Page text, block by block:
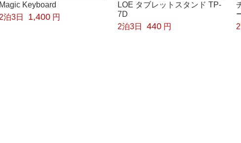
Magic Keyboard
2泊3日
1,400 円
LOE タブレットスタンド TP-
7D
2泊3日
440 円